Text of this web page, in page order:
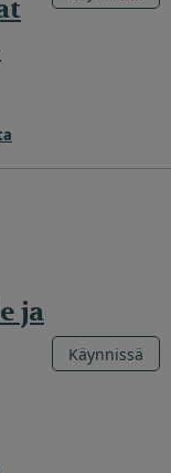
ja
Käynnissä